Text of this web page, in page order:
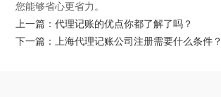
您能够省心更省力。
上一篇：代理记账的优点你都了解了吗？
下一篇：上海代理记账公司注册需要什么条件？